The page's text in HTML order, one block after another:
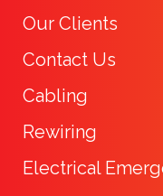
Our Clients
Contact Us
Cabling
Rewiring
Electrical